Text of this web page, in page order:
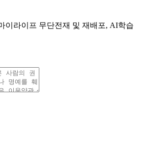
이라이프 무단전재 및 재배포, AI학습